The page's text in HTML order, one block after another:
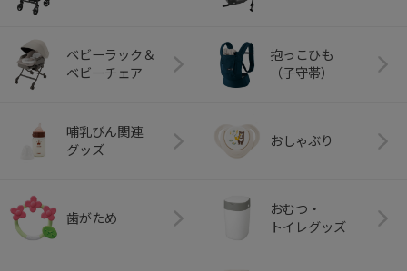
ベビーラック＆
ベビーチェア
抱っこひも
（子守帯）
哺乳びん関連
グッズ
おしゃぶり
歯がため
おむつ・
トイレグッズ